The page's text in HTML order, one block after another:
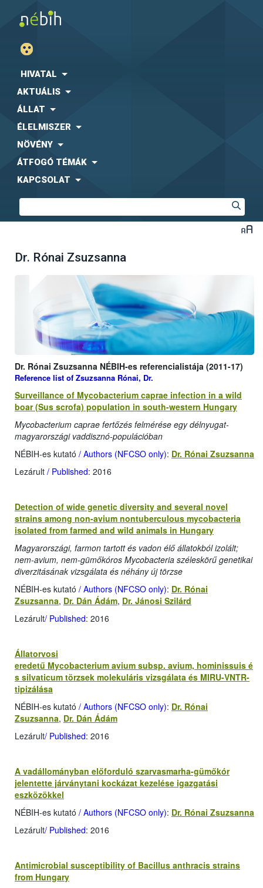
HIVATAL
AKTUÁLIS
ÁLLAT
ÉLELMISZER
NÖVÉNY
ÁTFOGÓ TÉMÁK
KAPCSOLAT
Dr. Rónai Zsuzsanna
Dr. Rónai Zsuzsanna NÉBIH-es referencialistája (2011-17)
Reference list of Zsuzsanna Rónai, Dr.
Surveillance of Mycobacterium caprae infection in a wild
boar (Sus scrofa) population in south-western Hungary
Mycobacterium caprae fertőzés felmérése egy délnyugat-
magyarországi vaddisznó-populációban
NÉBIH-es kutató / Authors (NFCSO only): Dr. Rónai Zsuzsanna
Lezárult / Published: 2016
Detection of wide genetic diversity and several novel
strains among non-avium nontuberculous mycobacteria
isolated from farmed and wild animals in Hungary
Magyarországi, farmon tartott és vadon élő állatokból izolált;
nem-avium, nem-gümőkóros Mycobacteria széleskörű genetikai
diverzitásának vizsgálata és néhány új törzse
NÉBIH-es kutató / Authors (NFCSO only): Dr. Rónai
Zsuzsanna, Dr. Dán Ádám, Dr. Jánosi Szilárd
Lezárult/ Published: 2016
Állatorvosi
eredetű Mycobacterium avium subsp. avium, hominissuis é
s silvaticum törzsek molekuláris vizsgálata és MIRU-VNTR-
tipizálása
NÉBIH-es kutató / Authors (NFCSO only): Dr. Rónai
Zsuzsanna, Dr. Dán Ádám
Lezárult/ Published: 2016
A vadállományban előforduló szarvasmarha-gümőkór
jelentette járványtani kockázat kezelése igazgatási
eszközökkel
NÉBIH-es kutató / Authors (NFCSO only): Dr. Rónai Zsuzsanna
Lezárult/ Published: 2016
Antimicrobial susceptibility of Bacillus anthracis strains
from Hungary